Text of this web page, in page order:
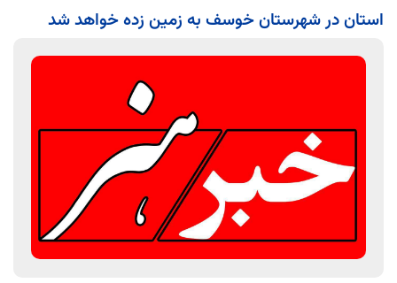
استان در شهرستان خوسف به زمين زده خواهد شد